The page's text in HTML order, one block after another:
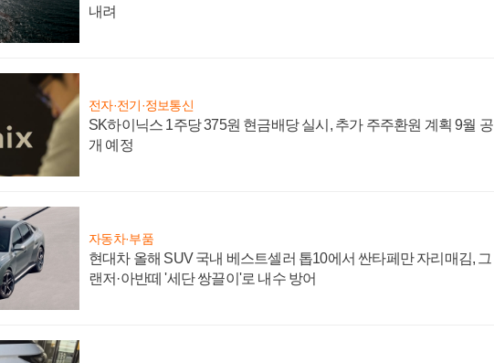
내려
전자·전기·정보통신
SK하이닉스 1주당 375원 현금배당 실시, 추가 주주환원 계획 9월 공
개 예정
자동차·부품
현대차 올해 SUV 국내 베스트셀러 톱10에서 싼타페만 자리매김, 그
랜저·아반떼 '세단 쌍끌이'로 내수 방어